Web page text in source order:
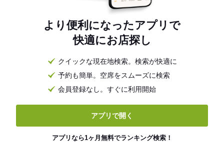
より便利になったアプリで
快適にお店探し
クイックな現在地検索。検索が快適に
予約も簡単。空席をスムーズに検索
会員登録なし。すぐに利用開始
アプリで開く
アプリなら1ヶ月無料でランキング検索！